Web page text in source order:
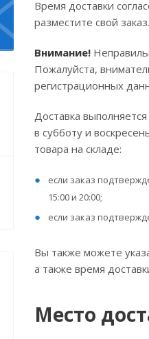
Время доставки
разместите свой заказ.
Внимание!
Пожалуйста,
регистрационных
Доставка
в субботу и
товара на складе:
если заказ
15:00 и 20:00;
если заказ
Вы также можете
а также время
Место